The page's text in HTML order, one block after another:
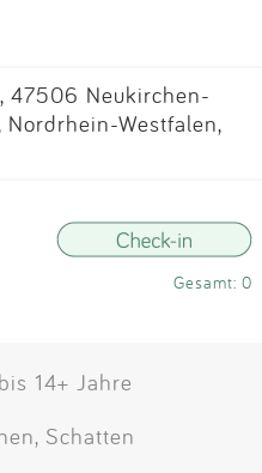
47506 Neukirchen-
Westfalen,
Gesamt: 0
14+ Jahre
Schatten